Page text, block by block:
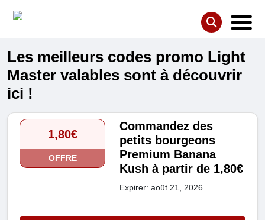
Les meilleurs codes promo Light
Master valables sont à découvrir
ici !
1,80€
OFFRE
Commandez des
petits bourgeons
Premium Banana
Kush à partir de 1,80€
Expirer: août 21, 2026